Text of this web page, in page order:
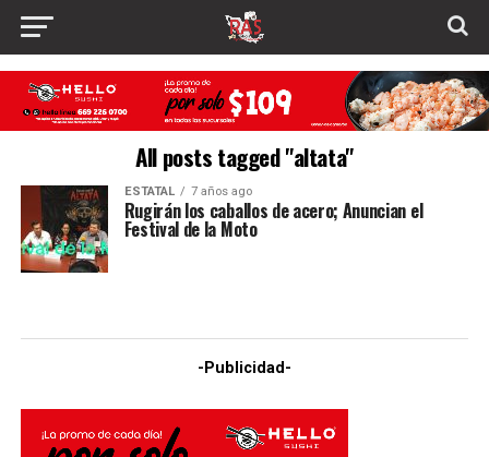
All posts tagged "altata"
ESTATAL 7 años ago
Rugirán los caballos de acero; Anuncian el
Festival de la Moto
-Publicidad-